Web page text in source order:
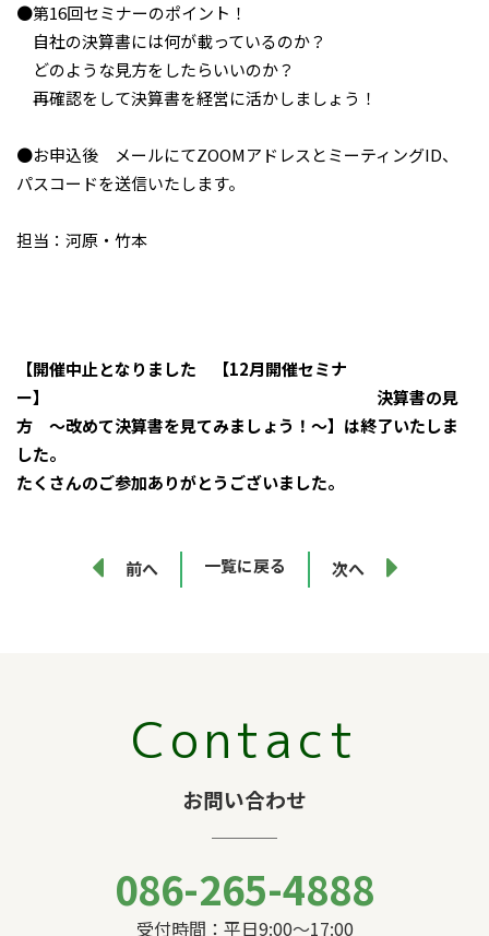
●第16回セミナーのポイント！
自社の決算書には何が載っているのか？
どのような見方をしたらいいのか？
再確認をして決算書を経営に活かしましょう！
●お申込後 メールにてZOOMアドレスとミーティングID、
パスコードを送信いたします。
担当：河原・竹本
【開催中止となりました 【12月開催セミナ
ー】 決算書の見
方 〜改めて決算書を見てみましょう！〜】は終了いたしま
した。
たくさんのご参加ありがとうございました。
前へ 一覧に戻る 次へ
Contact
お問い合わせ
086-265-4888
受付時間：平日9:00〜17:00